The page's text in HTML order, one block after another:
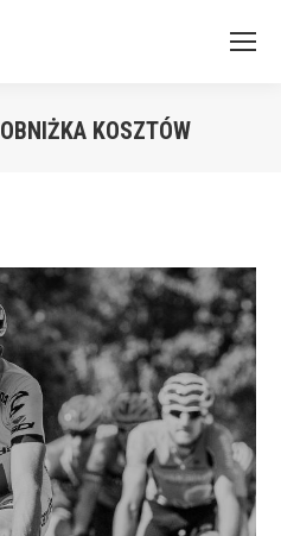
OBNIŻKA KOSZTÓW